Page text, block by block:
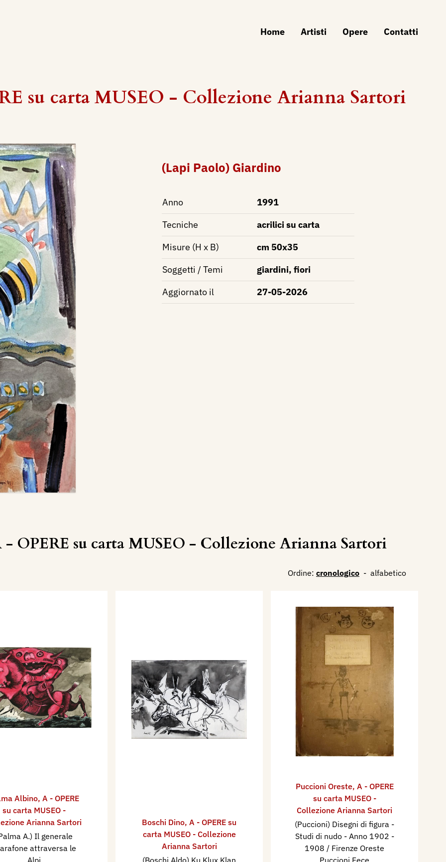
Home Artisti Opere Contatti
su carta MUSEO - Collezione Arianna Sartori
(Lapi Paolo) Giardino
Anno
1991
Tecniche
acrilici su carta
Misure (H x B)
cm 50x35
Soggetti / Temi
giardini, fiori
Aggiornato il
27-05-2026
OPERE su carta MUSEO - Collezione Arianna Sartori
Ordine: cronologico - alfabetico
Albino, A - OPERE
su carta MUSEO -
Arianna Sartori
A.) Il generale
attraversa le
Alpi
Boschi Dino, A - OPERE su
carta MUSEO - Collezione
Arianna Sartori
(Boschi Aldo) Ku Klux Klan
Puccioni Oreste, A - OPERE
su carta MUSEO -
Collezione Arianna Sartori
(Puccioni) Disegni di figura -
Studi di nudo - Anno 1902 -
1908 / Firenze Oreste
Puccioni Fece